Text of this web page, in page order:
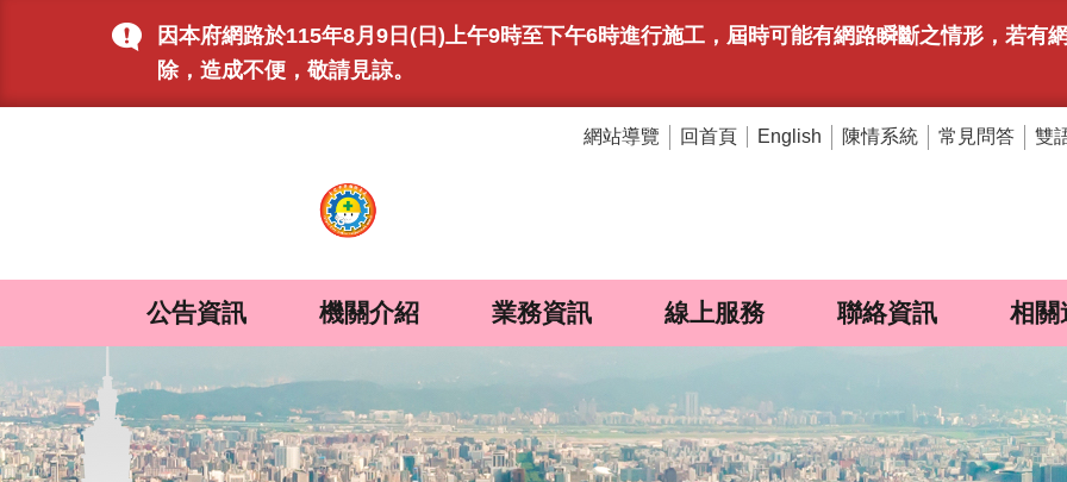
跳到主要內容區塊
因本府網路於115年8月9日(日)上午9時至下午6時進行施工，屆時可能有網路瞬斷之情形，若有
除，造成不便，敬請見諒。
網站導覽
回首頁 English 陳情系統 常見問答 雙
公告資訊 機關介紹 業務資訊 線上服務 聯絡資訊 相關